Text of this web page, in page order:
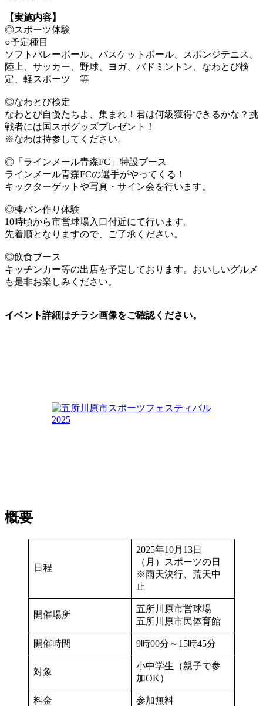
【実施内容】
◎スポーツ体験
○予定種目
ソフトバレーボール、バスケットボール、スポンジテニス、
陸上、サッカー、野球、ヨガ、バドミントン、なわとび検
定、軽スポーツ 等
◎なわとび検定
なわとび自慢たちよ、集まれ！君は何級獲得できるかな？挑
戦者には国スポグッズプレゼント！
※なわは持参してください。
◎「ラインメール青森FC」特設ブース
ラインメール青森FCの選手がやってくる！
キックターゲットや写真・サイン会を行います。
◎棒パン作り体験
10時頃から市営球場入口付近にて行います。
先着順となりますので、ご了承ください。
◎飲食ブース
キッチンカー等の出店を予定しております。おいしいグルメ
も是非お楽しみください。
イベント詳細はチラシ画像をご確認ください。
概要
日程
2025年10月13日
（月）スポーツの日
※雨天決行、荒天中
止
開催場所
五所川原市営球場
五所川原市民体育館
開催時間 9時00分～15時45分
対象
小中学生（親子で参
加OK）
料金 参加無料